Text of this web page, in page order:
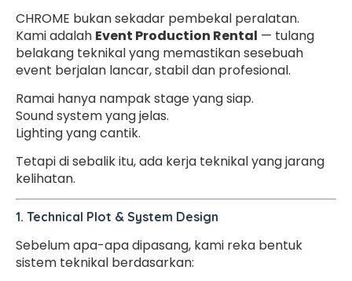
CHROME bukan sekadar pembekal peralatan.
Kami adalah Event Production Rental — tulang
belakang teknikal yang memastikan sesebuah
event berjalan lancar, stabil dan profesional.
Ramai hanya nampak stage yang siap.
Sound system yang jelas.
Lighting yang cantik.
Tetapi di sebalik itu, ada kerja teknikal yang jarang
kelihatan.
1. Technical Plot & System Design
Sebelum apa-apa dipasang, kami reka bentuk
sistem teknikal berdasarkan: